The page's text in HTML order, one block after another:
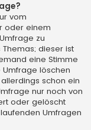
vom
oder einem
zu
dieser ist
eine Stimme
löschen
schon ein
nur noch von
oder gelöscht
Umfragen